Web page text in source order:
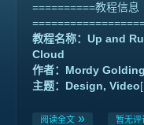
==========教程信息
教程名称：Up and
Cloud
作者：Mordy Golding
主题：Design, Video
阅读全文 暂无评